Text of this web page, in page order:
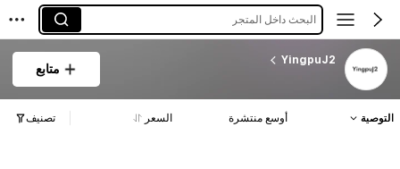
البحث داخل المتجر
YingpuJ2
متابع
التوصية أوسع منتشرة السعر تصنيف